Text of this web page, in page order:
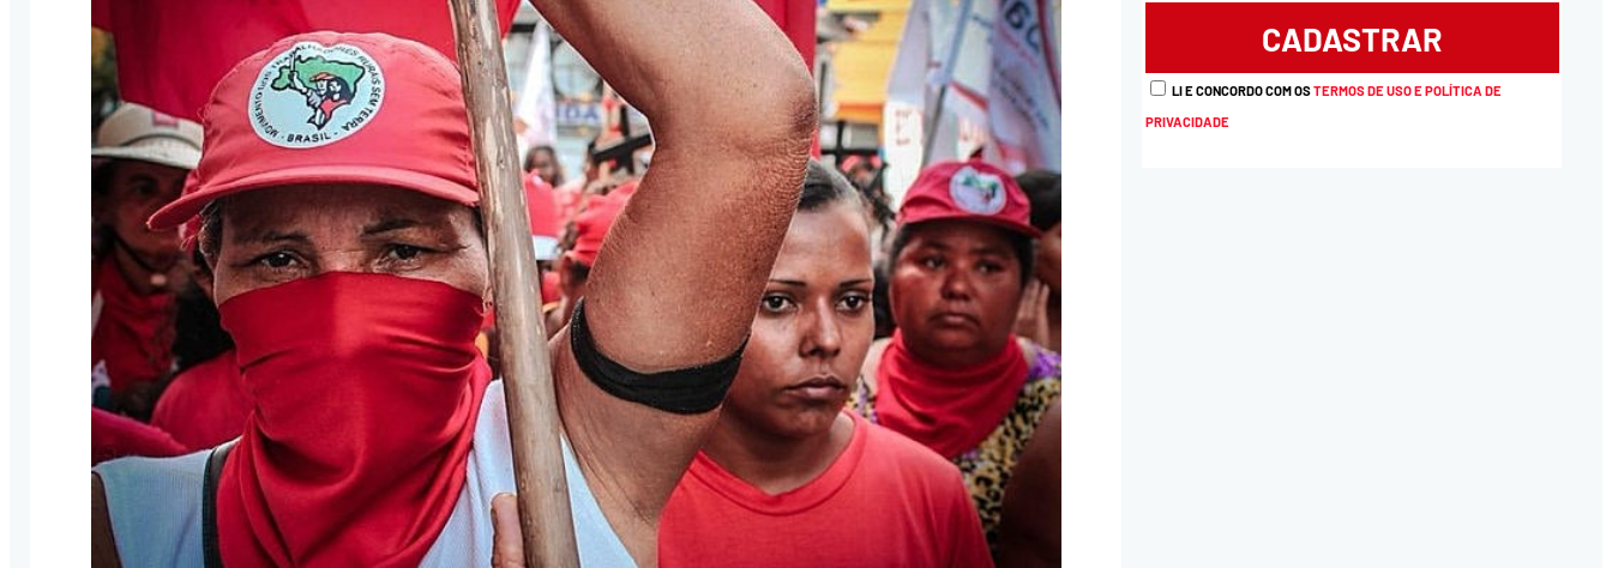
LI E CONCORDO COM OSTERMOS DE USO E POLÍTICA DE
PRIVACIDADE